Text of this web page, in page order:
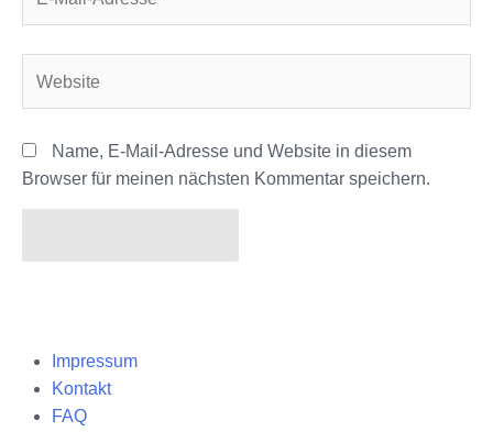
Mail-
Name, E-Mail-Adresse und Website in diesem
Browser für meinen nächsten Kommentar speichern.
Impressum
Kontakt
FAQ